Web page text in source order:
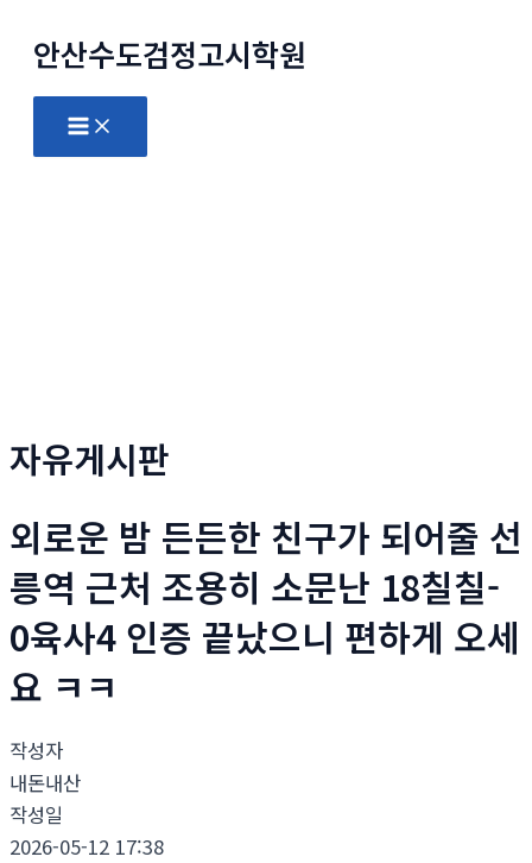
안산수도검정고시학원
Main
Menu
자유게시판
외로운 밤 든든한 친구가 되어줄 선
릉역 근처 조용히 소문난 18칠칠-
0육사4 인증 끝났으니 편하게 오세
요 ㅋㅋ
작성자
내돈내산
작성일
2026-05-12 17:38